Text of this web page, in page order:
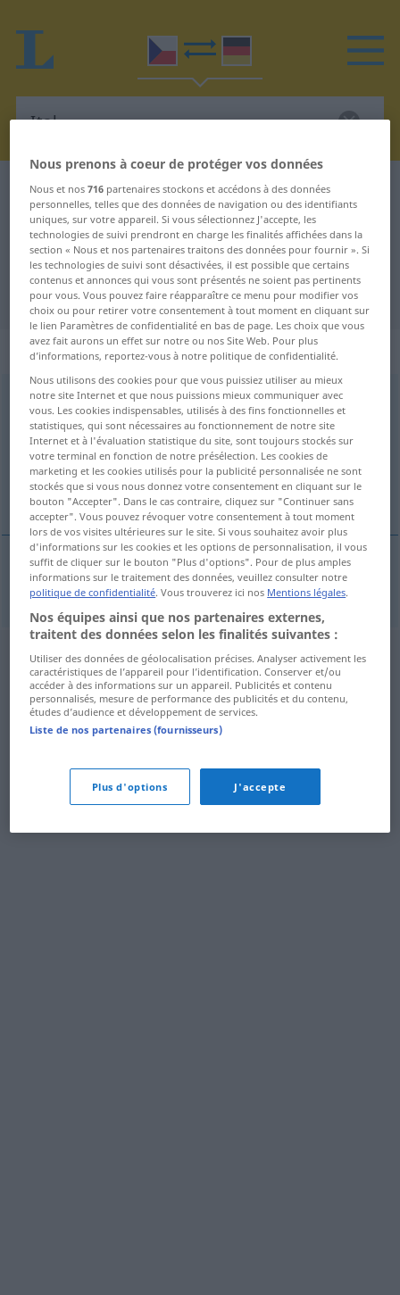
Dictionnaire Tchèque-Allemand Ital
Traduction Tchèque-Allemand de
"Ital"
"Ital" - traduction Allemand
„Ital“: maskulin
Italm <-ové>
Vue d'ensemble de toutes les traductions
(Pour plus d'informations, cliquez sur/touchez la traduction)
Italiener
Italienerm Ital
Nous prenons à coeur de protéger vos données
Nous et nos716 partenaires stockons et accédons à des données
personnelles, telles que des données de navigation ou des identifiants
uniques, sur votre appareil. Si vous sélectionnez J'accepte, les
technologies de suivi prendront en charge les finalités affichées dans la
section « Nous et nos partenaires traitons des données pour fournir ». Si
les technologies de suivi sont désactivées, il est possible que certains
contenus et annonces qui vous sont présentés ne soient pas pertinents
pour vous. Vous pouvez faire réapparaître ce menu pour modifier vos
choix ou pour retirer votre consentement à tout moment en cliquant sur
le lien Paramètres de confidentialité en bas de page. Les choix que vous
avez fait aurons un effet sur notre ou nos Site Web. Pour plus
d’informations, reportez-vous à notre politique de confidentialité.
Nous utilisons des cookies pour que vous puissiez utiliser au mieux
notre site Internet et que nous puissions mieux communiquer avec
vous. Les cookies indispensables, utilisés à des fins fonctionnelles et
statistiques, qui sont nécessaires au fonctionnement de notre site
Internet et à l'évaluation statistique du site, sont toujours stockés sur
votre terminal en fonction de notre présélection. Les cookies de
marketing et les cookies utilisés pour la publicité personnalisée ne sont
stockés que si vous nous donnez votre consentement en cliquant sur le
bouton "Accepter". Dans le cas contraire, cliquez sur "Continuer sans
accepter". Vous pouvez révoquer votre consentement à tout moment
lors de vos visites ultérieures sur le site. Si vous souhaitez avoir plus
d'informations sur les cookies et les options de personnalisation, il vous
suffit de cliquer sur le bouton "Plus d'options". Pour de plus amples
informations sur le traitement des données, veuillez consulter notre
politique de confidentialité. Vous trouverez ici nos Mentions légales.
Nos équipes ainsi que nos partenaires externes,
traitent des données selon les finalités suivantes :
Utiliser des données de géolocalisation précises. Analyser activement les
caractéristiques de l’appareil pour l’identification. Conserver et/ou
accéder à des informations sur un appareil. Publicités et contenu
personnalisés, mesure de performance des publicités et du contenu,
études d’audience et développement de services.
Liste de nos partenaires (fournisseurs)
Plus d'options J'accepte